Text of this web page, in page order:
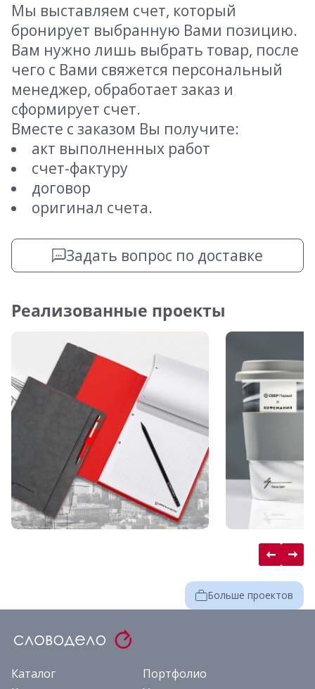
Мы выставляем счет, который
бронирует выбранную Вами позицию.
Вам нужно лишь выбрать товар, после
чего с Вами свяжется персональный
менеджер, обработает заказ и
сформирует счет.
Вместе с заказом Вы получите:
акт выполненных работ
счет-фактуру
договор
оригинал счета.
Задать вопрос по доставке
Реализованные проекты
Больше проектов
Каталог
Портфолио